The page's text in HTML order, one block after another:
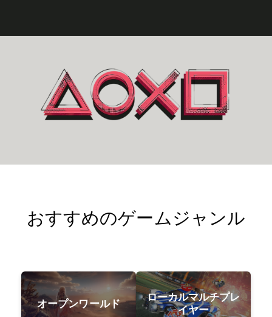
おすすめのゲームジャンル
オープンワールド
ローカルマルチプレ
イヤー